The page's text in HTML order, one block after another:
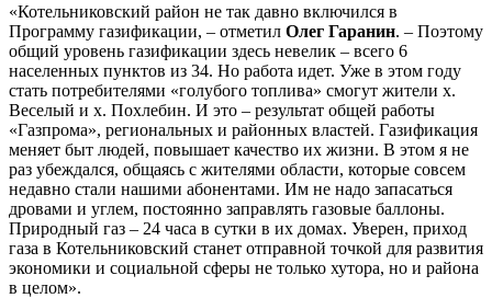
«Котельниковский район не так давно включился в
Программу газификации, – отметил Олег Гаранин. – Поэтому
общий уровень газификации здесь невелик – всего 6
населенных пунктов из 34. Но работа идет. Уже в этом году
стать потребителями «голубого топлива» смогут жители х.
Веселый и х. Похлебин. И это – результат общей работы
«Газпрома», региональных и районных властей. Газификация
меняет быт людей, повышает качество их жизни. В этом я не
раз убеждался, общаясь с жителями области, которые совсем
недавно стали нашими абонентами. Им не надо запасаться
дровами и углем, постоянно заправлять газовые баллоны.
Природный газ – 24 часа в сутки в их домах. Уверен, приход
газа в Котельниковский станет отправной точкой для развития
экономики и социальной сферы не только хутора, но и района
в целом».